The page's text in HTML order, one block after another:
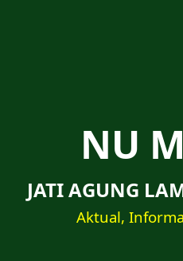
NU
JATI AGUNG
Aktual,